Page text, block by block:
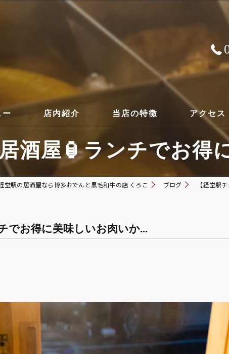
ー 店内紹介 当店の特徴
コース
アクセス
酒屋🏮ランチでお得
堂駅の居酒屋なら博多おでんと黒毛和牛の店 くろこ ブログ 【経堂駅
でお得に美味しいお肉いか...